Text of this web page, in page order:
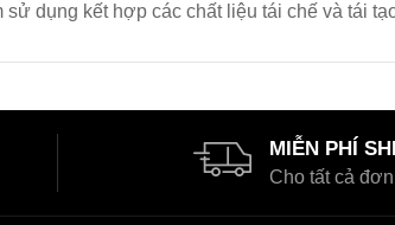
dụng kết hợp các chất liệu tái chế và tái
MIỄN PHÍ
Cho tất cả